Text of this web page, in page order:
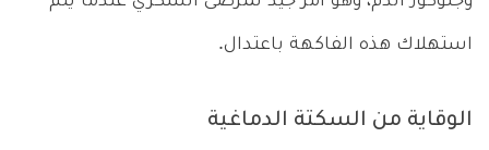
استهلاك هذه الفاكهة باعتدال.
الوقاية من السكتة الدماغية